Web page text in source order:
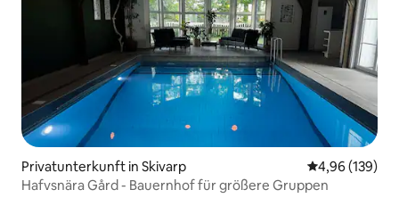
Privatunterkunft in Skivarp
4,96 (139)
Hafvsnära Gård - Bauernhof für größere Gruppen